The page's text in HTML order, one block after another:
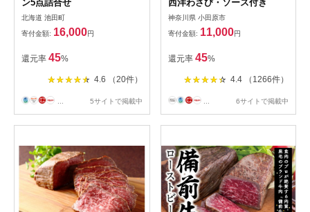
ン5点詰合せ
北海道 池田町
寄付金額: 16,000円
還元率 45%
4.6 （20件）
... 5サイトで掲載中
西洋わさび・ソース付き
神奈川県 小田原市
寄付金額: 11,000円
還元率 45%
4.4 （1266件）
... 6サイトで掲載中